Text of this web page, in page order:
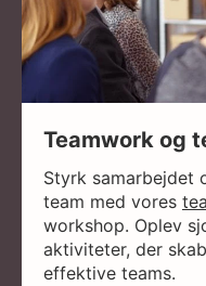
Teamwork og
Styrk samarbejdet
team med vores
workshop. Oplev
aktiviteter, der
effektive teams.